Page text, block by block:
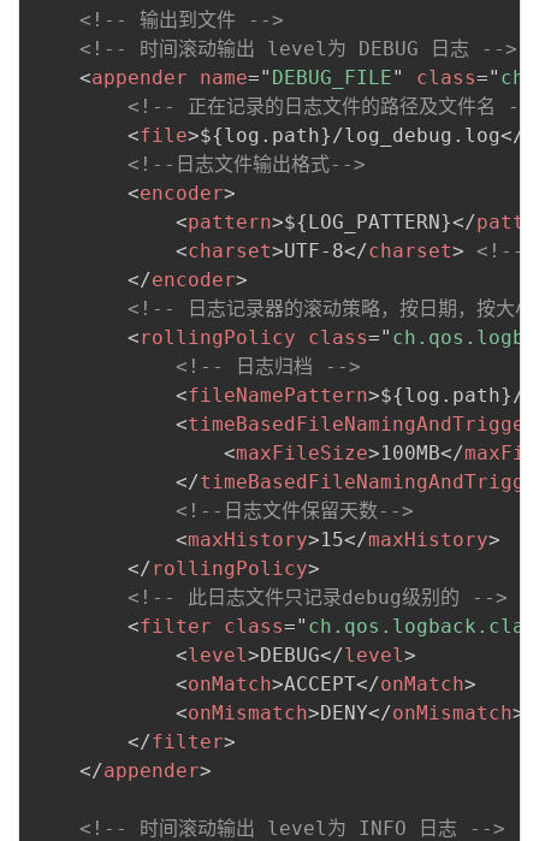
<!-- 输出到文件 -->
<!-- 时间滚动输出 level为 DEBUG 日志 -->
<appender name=" DEBUG_FILE" class="
<!-- 正在记录的日志文件的路径及文件名 --
<file>${log.path}/log_debug.log</
<!--日志文件输出格式-->
<encoder>
<pattern>${LOG_PATTERN}</
<charset>UTF-8</charset>
<!--
</encoder>
<!-- 日志记录器的滚动策略，按日期，按大
<rollingPolicy class="
<!-- 日志归档 -->
<fileNamePattern>${log.path}/
<
<maxFileSize>100MB</
</
<!--日志文件保留天数-->
<maxHistory>15</maxHistory>
</rollingPolicy>
<!-- 此日志文件只记录debug级别的 -->
<filter class="
<level >DEBUG</level >
<onMatch>ACCEPT</onMatch>
<onMismatch>DENY</onMismatch>
</filter>
</appender>
<!-- 时间滚动输出 level为 INFO 日志 -->